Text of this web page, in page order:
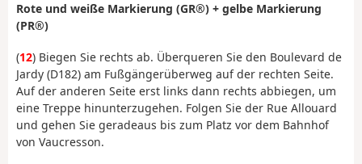
Rote und weiße Markierung (GR®) + gelbe Markierung
(PR®)
(12) Biegen Sie rechts ab. Überqueren Sie den Boulevard de
Jardy (D182) am Fußgängerüberweg auf der rechten Seite.
Auf der anderen Seite erst links dann rechts abbiegen, um
eine Treppe hinunterzugehen. Folgen Sie der Rue Allouard
und gehen Sie geradeaus bis zum Platz vor dem Bahnhof
von Vaucresson.